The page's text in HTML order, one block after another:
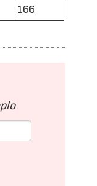
166